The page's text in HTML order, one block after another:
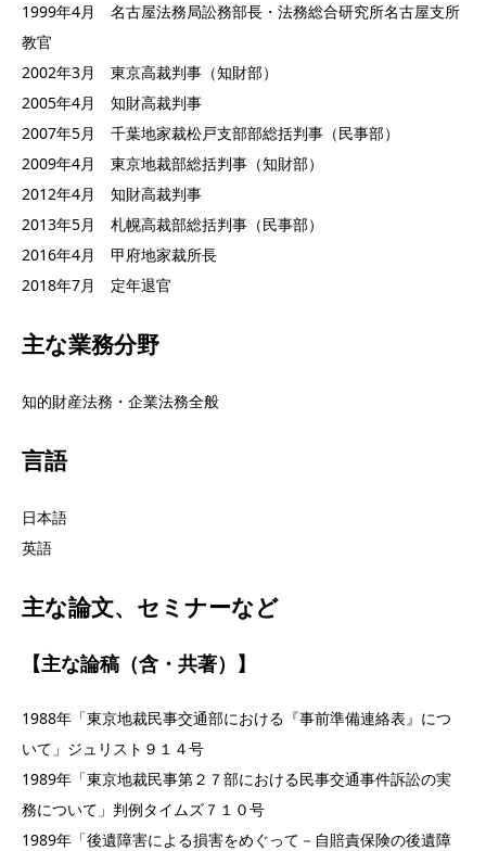
1999年4月 名古屋法務局訟務部長・法務総合研究所名古屋支所
教官
2002年3月 東京高裁判事（知財部）
2005年4月 知財高裁判事
2007年5月 千葉地家裁松戸支部部総括判事（民事部）
2009年4月 東京地裁部総括判事（知財部）
2012年4月 知財高裁判事
2013年5月 札幌高裁部総括判事（民事部）
2016年4月 甲府地家裁所長
2018年7月 定年退官
主な業務分野
知的財産法務・企業法務全般
言語
日本語
英語
主な論文、セミナーなど
【主な論稿（含・共著）】
1988年「東京地裁民事交通部における『事前準備連絡表』につ
いて」ジュリスト９１４号
1989年「東京地裁民事第２７部における民事交通事件訴訟の実
務について」判例タイムズ７１０号
1989年「後遺障害による損害をめぐって－自賠責保険の後遺障